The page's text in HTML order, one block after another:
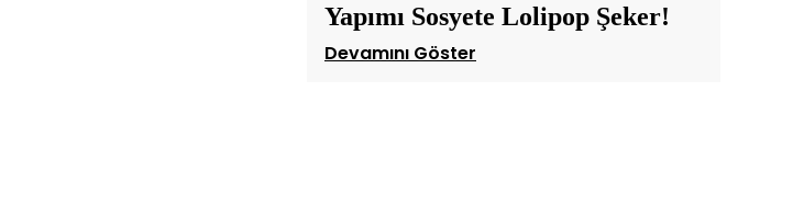
Yapımı Sosyete Lolipop Şeker!
Devamını Göster